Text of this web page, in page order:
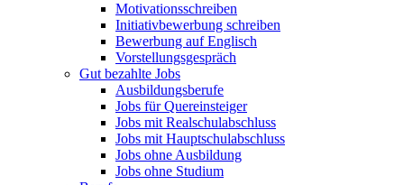
Motivationsschreiben
Initiativbewerbung schreiben
Bewerbung auf Englisch
Vorstellungsgespräch
Gut bezahlte Jobs
Ausbildungsberufe
Jobs für Quereinsteiger
Jobs mit Realschulabschluss
Jobs mit Hauptschulabschluss
Jobs ohne Ausbildung
Jobs ohne Studium